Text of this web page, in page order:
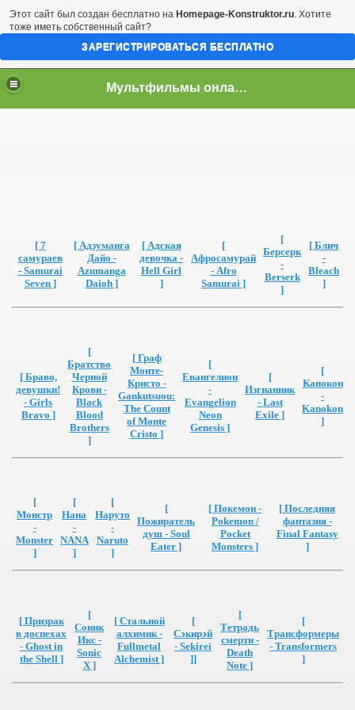
Мультфильмы онлайн скачать бесплатно
[ 7
самураев
- Samurai
Seven ]
[ Адзуманга
Дайо -
Azumanga
Daioh ]
[ Адская
девочка -
Hell Girl
]
[
Афросамурай
- Afro
Samurai ]
[
Берсерк
-
Berserk
]
[ Блич
-
Bleach
]
[ Браво,
девушки!
- Girls
Bravo ]
[
Братство
Черной
Крови -
Black
Blood
Brothers
]
[ Граф
Монте-
Кристо -
Gankutsuou:
The Count
of Monte
Cristo ]
[
Евангелион
-
Evangelion
Neon
Genesis ]
[
Изгнанник
- Last
Exile ]
[
Канокон
-
Kanokon
]
[
Монстр
-
Monster
]
[
Нана
-
NANA
]
[
Наруто
-
Naruto
]
[
Пожиратель
душ - Soul
Eater ]
[ Покемон -
Pokemon /
Pocket
Monsters ]
[ Последняя
фантазия -
Final Fantasy
]
[ Призрак
в доспехах
- Ghost in
the Shell ]
[
Соник
Икс -
Sonic
X ]
[ Стальной
алхимик -
Fullmetal
Alchemist ]
[
Сэкирэй
- Sekirei
]]
[
Тетрадь
смерти -
Death
Note ]
[
Трансформеры
- Transformers
]
Этот сайт был создан бесплатно на Homepage-Konstruktor.ru. Хотите
тоже иметь собственный сайт?
ЗАРЕГИСТРИРОВАТЬСЯ БЕСПЛАТНО